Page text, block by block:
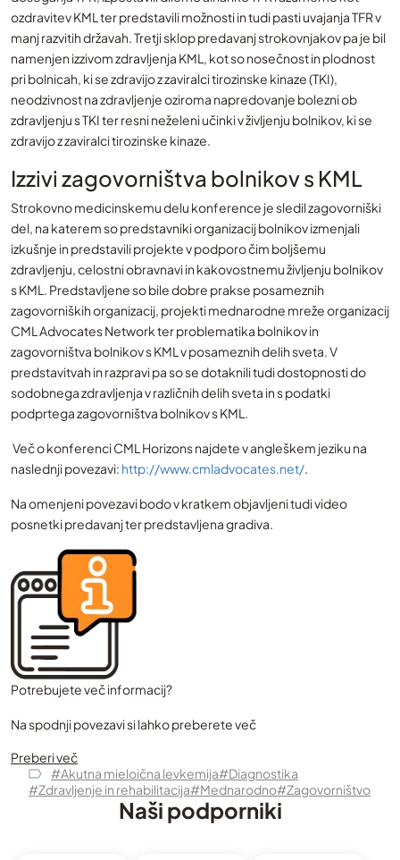
ozdravitev KML ter predstavili možnosti in tudi pasti uvajanja TFR v
manj razvitih državah. Tretji sklop predavanj strokovnjakov pa je bil
namenjen izzivom zdravljenja KML, kot so nosečnost in plodnost
pri bolnicah, ki se zdravijo z zaviralci tirozinske kinaze (TKI),
neodzivnost na zdravljenje oziroma napredovanje bolezni ob
zdravljenju s TKI ter resni neželeni učinki v življenju bolnikov, ki se
zdravijo z zaviralci tirozinske kinaze.
Izzivi zagovorništva bolnikov s KML
Strokovno medicinskemu delu konference je sledil zagovorniški
del, na katerem so predstavniki organizacij bolnikov izmenjali
izkušnje in predstavili projekte v podporo čim boljšemu
zdravljenju, celostni obravnavi in kakovostnemu življenju bolnikov
s KML. Predstavljene so bile dobre prakse posameznih
zagovorniških organizacij, projekti mednarodne mreže organizacij
CML Advocates Network ter problematika bolnikov in
zagovorništva bolnikov s KML v posameznih delih sveta. V
predstavitvah in razpravi pa so se dotaknili tudi dostopnosti do
sodobnega zdravljenja v različnih delih sveta in s podatki
podprtega zagovorništva bolnikov s KML.
Več o konferenci CML Horizons najdete v angleškem jeziku na
naslednji povezavi: http://www.cmladvocates.net/.
Na omenjeni povezavi bodo v kratkem objavljeni tudi video
posnetki predavanj ter predstavljena gradiva.
Potrebujete več informacij?
Na spodnji povezavi si lahko preberete več
Preberi več
#Akutna mieloična levkemija#Diagnostika
#Zdravljenje in rehabilitacija#Mednarodno#Zagovorništvo
Naši podporniki